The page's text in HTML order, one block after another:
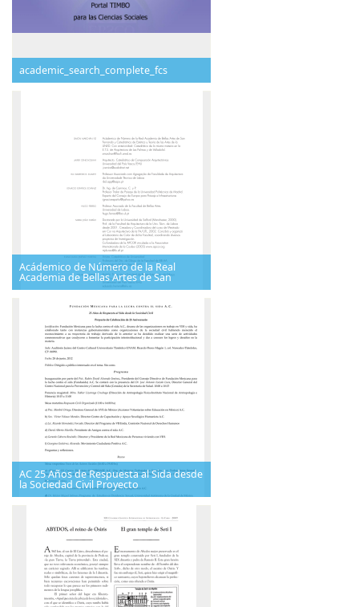
academic_search_complete_fcs
Acádemico de Número de la Real
Academia de Bellas Artes de San
AC 25 Años de Respuesta al Sida desde
la Sociedad Civil Proyecto